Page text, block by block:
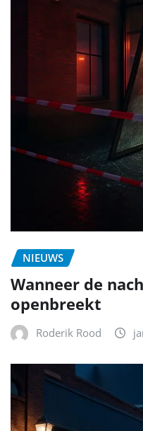
NIEUWS
Wanneer de
openbreekt
Roderik Rood